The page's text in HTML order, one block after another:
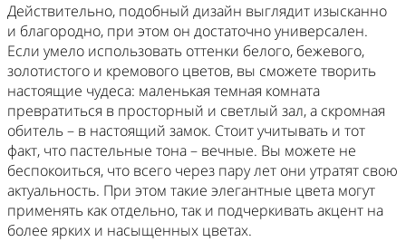
Действительно, подобный дизайн выглядит изысканно
и благородно, при этом он достаточно универсален.
Если умело использовать оттенки белого, бежевого,
золотистого и кремового цветов, вы сможете творить
настоящие чудеса: маленькая темная комната
превратиться в просторный и светлый зал, а скромная
обитель – в настоящий замок. Стоит учитывать и тот
факт, что пастельные тона – вечные. Вы можете не
беспокоиться, что всего через пару лет они утратят свою
актуальность. При этом такие элегантные цвета могут
применять как отдельно, так и подчеркивать акцент на
более ярких и насыщенных цветах.